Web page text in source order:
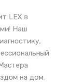
LEX в
Наш
на дом.